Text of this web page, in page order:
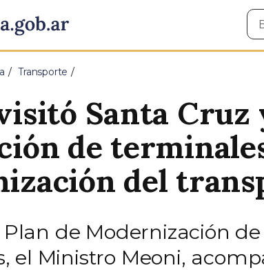
en
Transporte
Santa
de
del
de Modernización
el Ministro Meoni,